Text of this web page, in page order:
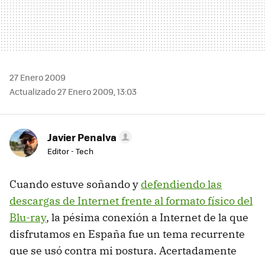
27 Enero 2009
Actualizado 27 Enero 2009, 13:03
Javier Penalva
Editor - Tech
Cuando estuve soñando y defendiendo las
descargas de Internet frente al formato físico del
Blu-ray, la pésima conexión a Internet de la que
disfrutamos en España fue un tema recurrente
que se usó contra mi postura. Acertadamente